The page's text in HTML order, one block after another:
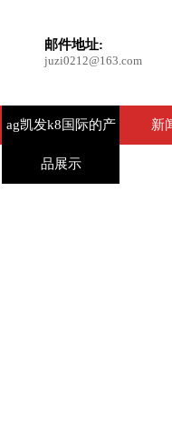
邮件地址:
juzi0212@163.com
ag凯发k8国际的产
品展示
新